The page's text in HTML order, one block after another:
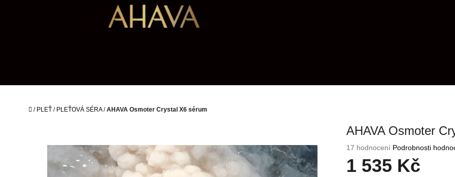
Domů
/ PLEŤ / PLEŤOVÁ SÉRA / AHAVA Osmoter Crystal X6 sérum
AHAVA Osmoter
Průměrné
hodnocení
produktu
17 hodnocení Podrobnosti
1 535 Kč